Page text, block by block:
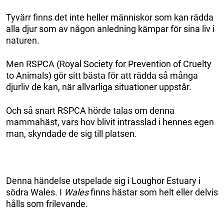
Tyvärr finns det inte heller människor som kan rädda
alla djur som av någon anledning kämpar för sina liv i
naturen.
Men RSPCA (Royal Society for Prevention of Cruelty
to Animals) gör sitt bästa för att rädda så många
djurliv de kan, när allvarliga situationer uppstår.
Och så snart RSPCA hörde talas om denna
mammahäst, vars hov blivit intrasslad i hennes egen
man, skyndade de sig till platsen.
Denna händelse utspelade sig i Loughor Estuary i
södra Wales. I Walesfinns hästar som helt eller delvis
hålls som frilevande.